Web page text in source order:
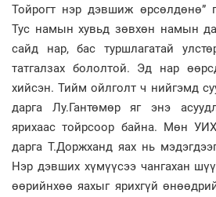
Тойрогт нэр дэвшиж өрсөлдөнө”
Тус намын хувьд зөвхөн намын
сайд нар, бас туршлагатай
татгалзах бололтой. Эд нар
хийсэн. Тийм ойлголт ч нийгэмд
дарга Лу.Гантөмөр яг энэ
ярихаас тойрсоор байна. Мөн
дарга Т.Доржханд яах нь
Нэр дэвших хүмүүсээ чангахан
өөрийнхөө яахыг ярихгүй